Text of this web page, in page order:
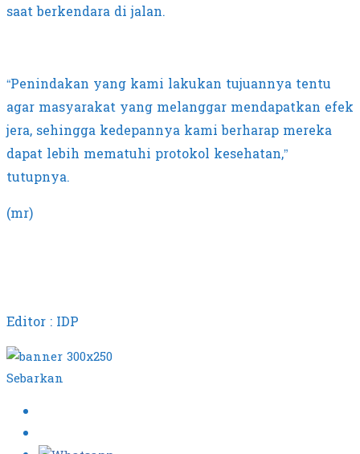
saat berkendara di jalan.
“Penindakan yang kami lakukan tujuannya tentu
agar masyarakat yang melanggar mendapatkan efek
jera, sehingga kedepannya kami berharap mereka
dapat lebih mematuhi protokol kesehatan,”
tutupnya.
(mr)
Editor : IDP
Sebarkan